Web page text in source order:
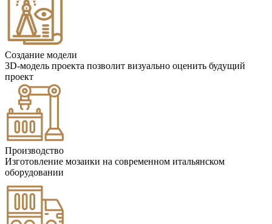
Создание модели
3D-модель проекта позволит визуально оценить будущий
проект
Производство
Изготовление мозаики на современном итальянском
оборудовании